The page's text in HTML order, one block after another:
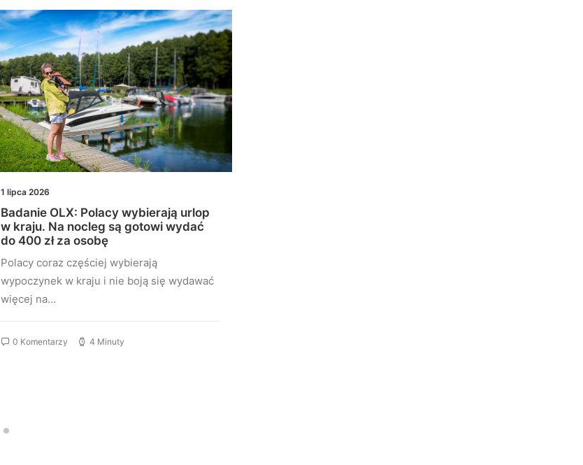
1 lipca 2026
Badanie OLX: Polacy wybierają urlop
w kraju. Na nocleg są gotowi wydać
do 400 zł za osobę
Polacy coraz częściej wybierają
wypoczynek w kraju i nie boją się wydawać
więcej na…
0 Komentarzy 4 Minuty